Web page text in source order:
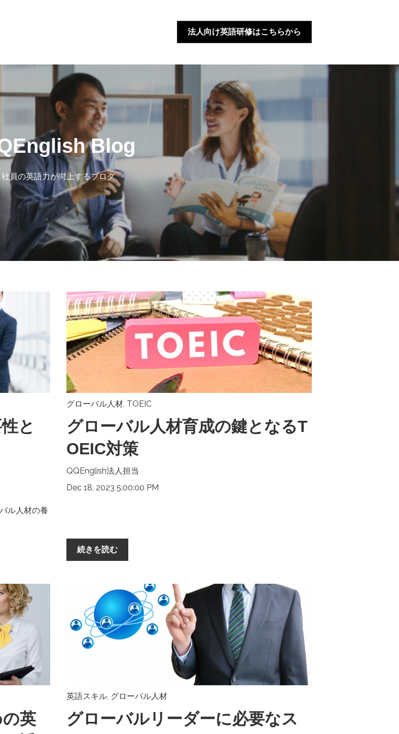
法人向け英語研修はこちらから
Blog
社員の英語力が向上するブログ
と
ル人材の養
グローバル人材 TOEIC
グローバル人材育成の鍵となるT
OEIC対策
QQEnglish法人担当
Dec 18, 2023 5:00:00 PM
続きを読む
英
英語スキル, グローバル人材
グローバルリーダーに必要なス